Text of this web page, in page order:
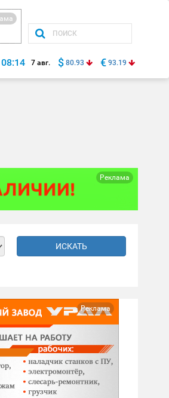
08:14 7 авг. $ 80.93 € 93.19
Реклама
ИСКАТЬ
Реклама